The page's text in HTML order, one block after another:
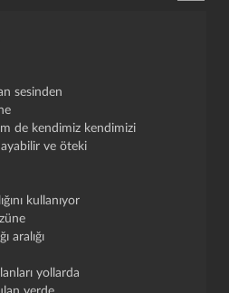
sesinden
de kendimiz kendimizi
ve öteki
kullanıyor
aralığı
yollarda